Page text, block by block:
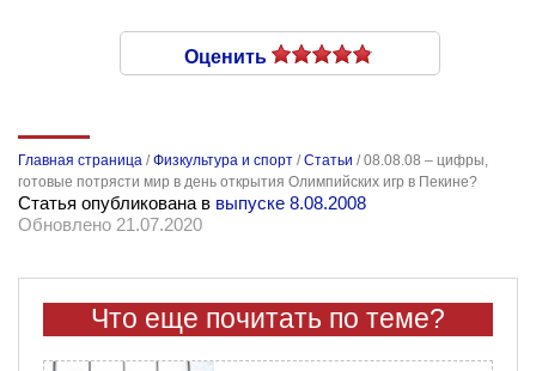
Оценить
Главная страница /Физкультура и спорт /Статьи /08.08.08 – цифры,
готовые потрясти мир в день открытия Олимпийских игр в Пекине?
Статья опубликована в выпуске 8.08.2008
Обновлено 21.07.2020
Что еще почитать по теме?